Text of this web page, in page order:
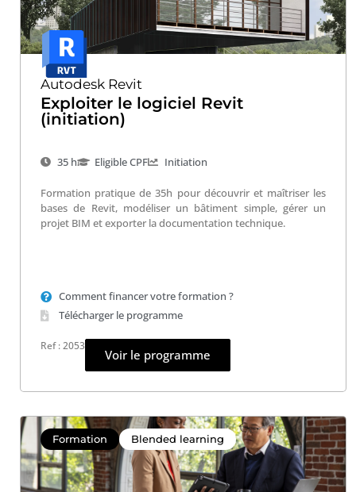
Autodesk Revit
Exploiter le logiciel Revit
(initiation)
35 h Eligible CPF Initiation
Formation pratique de 35h pour découvrir et maîtriser les
bases de Revit, modéliser un bâtiment simple, gérer un
projet BIM et exporter la documentation technique.
Comment financer votre formation ?
Télécharger le programme
Ref : 2053
Voir le programme
Formation Blended learning